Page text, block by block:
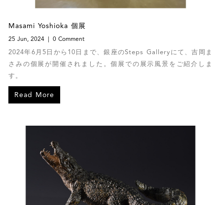
Masami Yoshioka 個展
25 Jun, 2024 0 Comment
2024年6月5日から10日まで、銀座のSteps Galleryにて、吉岡ま
さみの個展が開催されました。個展での展示風景をご紹介しま
す。
Read More